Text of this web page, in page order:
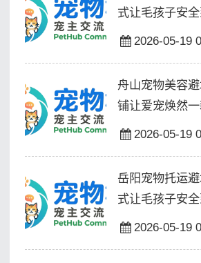
式让毛孩子安
2026-05-19
舟山宠物美容
铺让爱宠焕然
2026-05-19
岳阳宠物托运
式让毛孩子安
2026-05-19